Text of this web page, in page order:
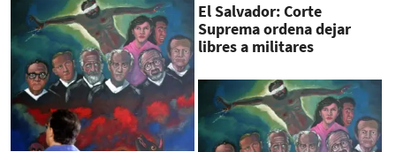
El Salvador: Corte
Suprema ordena dejar
libres a militares